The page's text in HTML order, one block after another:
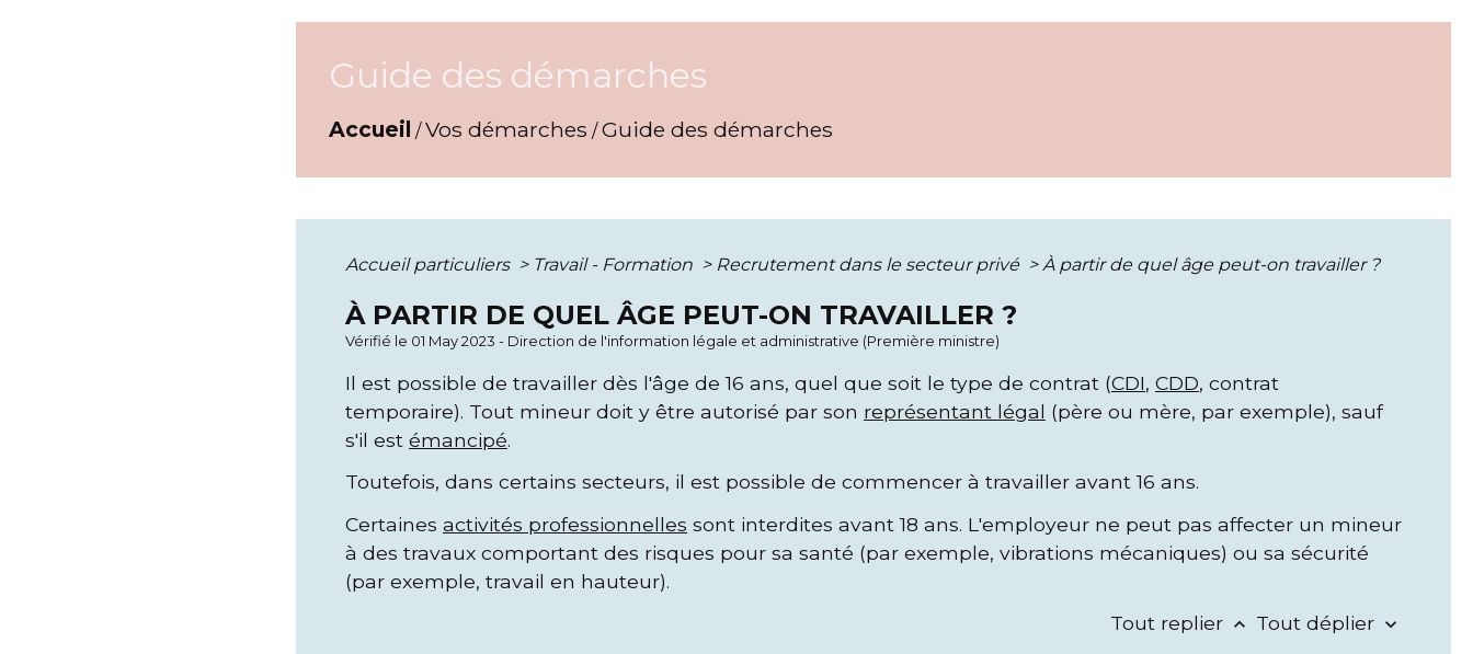
Guide des démarches
Accueil /Vos démarches /Guide des démarches
Accueil particuliers > Travail - Formation > Recrutement dans le secteur privé > À partir de quel âge peut-on travailler ?
À PARTIR DE QUEL ÂGE PEUT-ON TRAVAILLER ?
Vérifié le 01 May 2023 - Direction de l'information légale et administrative (Première ministre)
Il est possible de travailler dès l'âge de 16 ans, quel que soit le type de contrat (CDI, CDD, contrat
temporaire). Tout mineur doit y être autorisé par son représentant légal (père ou mère, par exemple), sauf
s'il est émancipé.
Toutefois, dans certains secteurs, il est possible de commencer à travailler avant 16 ans.
Certaines activités professionnelles sont interdites avant 18 ans. L'employeur ne peut pas affecter un mineur
à des travaux comportant des risques pour sa santé (par exemple, vibrations mécaniques) ou sa sécurité
(par exemple, travail en hauteur).
Tout replier keyboard_arrow_up Tout déplier keyboard_arrow_down